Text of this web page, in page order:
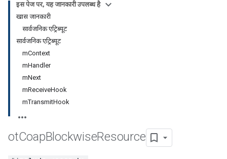
इस पेज पर, यह जानकारी उपलब्ध है
खास जानकारी
सार्वजनिक एट्रिब्यूट
सार्वजनिक एट्रिब्यूट
mContext
mHandler
mNext
mReceiveHook
mTransmitHook
otCoapBlockwiseResource